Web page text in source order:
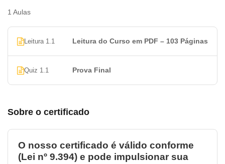
1 Aulas
Leitura 1.1 Leitura do Curso em PDF – 103 Páginas
Quiz 1.1 Prova Final
Sobre o certificado
O nosso certificado é válido conforme
(Lei nº 9.394) e pode impulsionar sua